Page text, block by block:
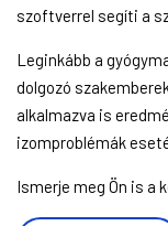
szoftverrel segíti a
Leginkább a
dolgozó
alkalmazva is
izomproblémák
Ismerje meg Ön is a